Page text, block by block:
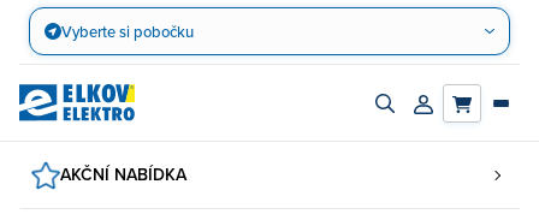
Přejít
obsah
Vyberte si pobočku
Zapnout/vypnout
Přihlásit/
AKČNÍ NABÍDKA